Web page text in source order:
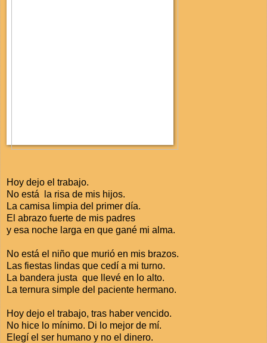
Hoy dejo el trabajo.
No está la risa de mis hijos.
La camisa limpia del primer día.
El abrazo fuerte de mis padres
y esa noche larga en que gané mi alma.
No está el niño que murió en mis brazos.
Las fiestas lindas que cedí a mi turno.
La bandera justa que llevé en lo alto.
La ternura simple del paciente hermano.
Hoy dejo el trabajo, tras haber vencido.
No hice lo mínimo. Di lo mejor de mí.
Elegí el ser humano y no el dinero.